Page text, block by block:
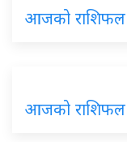
आजको राशिफल
आजको राशिफल